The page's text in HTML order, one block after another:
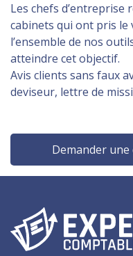
Les chefs d’entreprise
cabinets qui ont pris le
l’ensemble de nos
atteindre cet objectif.
Avis clients sans faux
deviseur, lettre de
Demander une